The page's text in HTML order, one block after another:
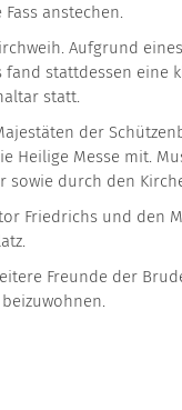
anstechen.
Aufgrund
stattdessen eine
statt.
der
Heilige Messe mit.
sowie durch den
Friedrichs und den
Freunde der